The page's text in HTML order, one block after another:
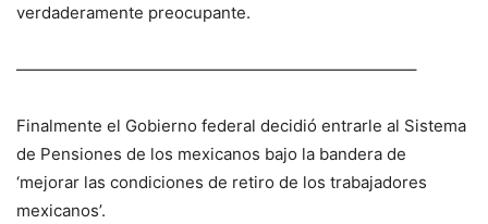
verdaderamente preocupante.
————————————————————————–
Finalmente el Gobierno federal decidió entrarle al Sistema
de Pensiones de los mexicanos bajo la bandera de
‘mejorar las condiciones de retiro de los trabajadores
mexicanos’.